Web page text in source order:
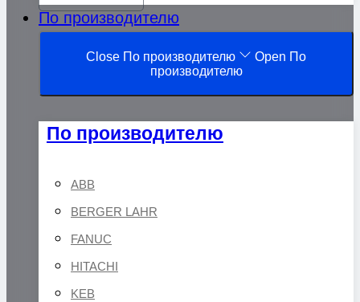
По производителю
Close По производителю
Open По
производителю
По производителю
ABB
BERGER LAHR
FANUC
HITACHI
KEB